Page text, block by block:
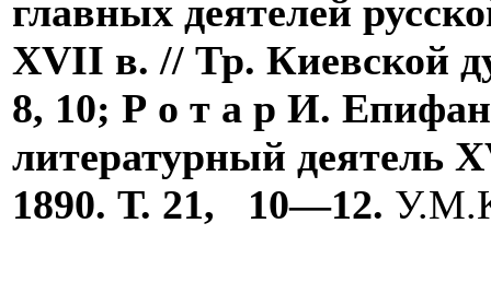
главных деятелей
XVII в. // Тр. Киевской
8, 10; Р о т а р И.
литературный деятель
1890. Т. 21, 10—12.